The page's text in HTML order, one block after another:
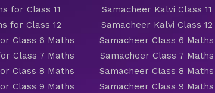
for Class 11
for Class 12
Class 6 Maths
Class 7 Maths
Class 8 Maths
Class 9 Maths
Samacheer Kalvi Class 11
Samacheer Kalvi Class 12
Samacheer Class 6 Maths
Samacheer Class 7 Maths
Samacheer Class 8 Maths
Samacheer Class 9 Maths